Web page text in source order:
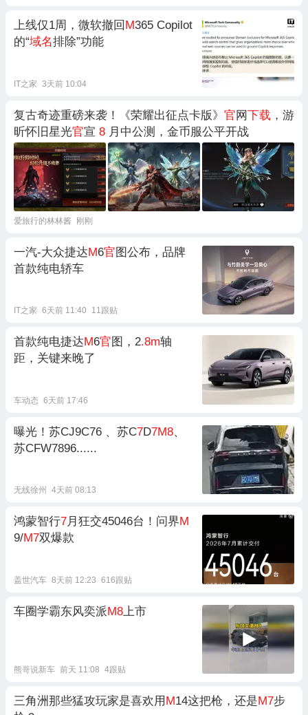
上线仅1周，微软撤回 M365 Copilot
的“域名排除”功能
IT之家 3天前 10:04
复古奇迹重磅来袭！《荣耀出征点卡版》 官网下载 ，游
昕怀旧星光官宣 8 月中公测，金币服公平开战
爱旅行的林林酱 刚刚
一汽-大众捷达M6官图公布，品牌
首款纯电轿车
IT之家 6天前 11:40 11跟贴
首款纯电捷达M6官 图，2.8m轴
距，关键来晚了
车动态 6天前 17:46
曝光！苏CJ9C76 、苏C7D7M8、
苏CFW7896......
无线徐州 4天前 08:13
鸿蒙智行7月狂交45046台！问界M
9/M7双爆款
盖世汽车 8天前 12:23 616跟贴
车圈学霸东风奕派M8 上市
熊哥说新车 前天 11:08 4跟贴
三角洲那些猛攻玩家是喜欢用 M14这把枪，还是M7步